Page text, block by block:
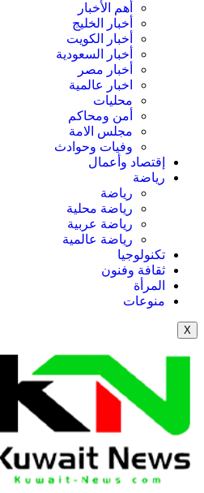
أهم الأخبار
أخبار الخليج
أخبار الكويت
أخبار السعودية
أخبار مصر
اخبار عالمية
محليات
أمن ومحاكم
مجلس الامة
وفيات وحوادث
إقتصاد وأعمال
رياضة
رياضة
رياضة محلية
رياضة عربية
رياضة عالمية
تكنولوجيا
ثقافة وفنون
المرأة
منوعات
X